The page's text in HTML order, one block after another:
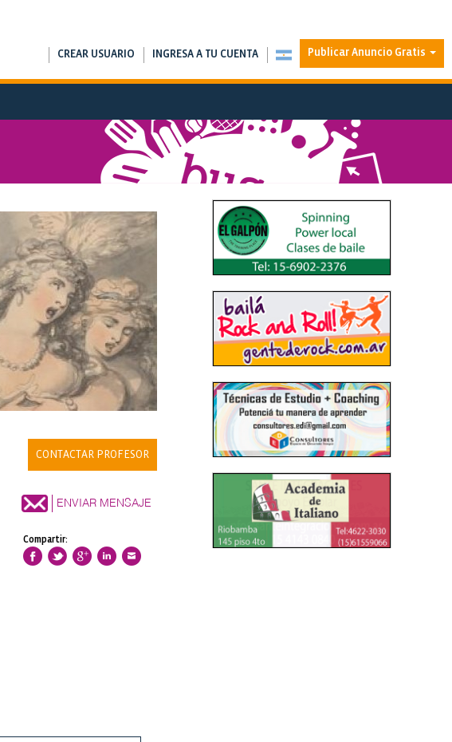
Publicar Anuncio Gratis
CREAR USUARIO INGRESA A TU CUENTA
CONTACTAR PROFESOR
ENVIAR MENSAJE
Compartir: